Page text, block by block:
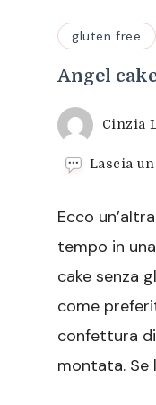
gluten free
Angel
Cinzia
Lascia
Ecco
tempo in
cake senza
come
confettura
montata. Se